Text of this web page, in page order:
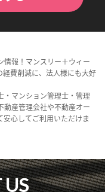
情報！マンスリー＋ウィー
費削減に、法人様にも大好
・マンション管理士・管理
動産管理会社や不動産オー
心してご利用いただけま